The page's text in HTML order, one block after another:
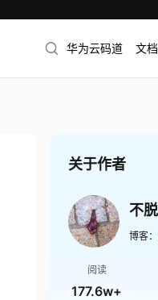
华为云码道 文档
关于作者
博客：
阅读
177.6w+